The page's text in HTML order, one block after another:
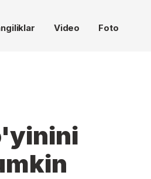
Video Foto